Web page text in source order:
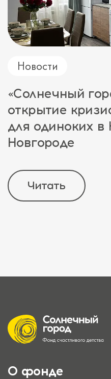
Новости
«Солнечный
открытие
для одиноких
Новгороде
Читать
О фонде